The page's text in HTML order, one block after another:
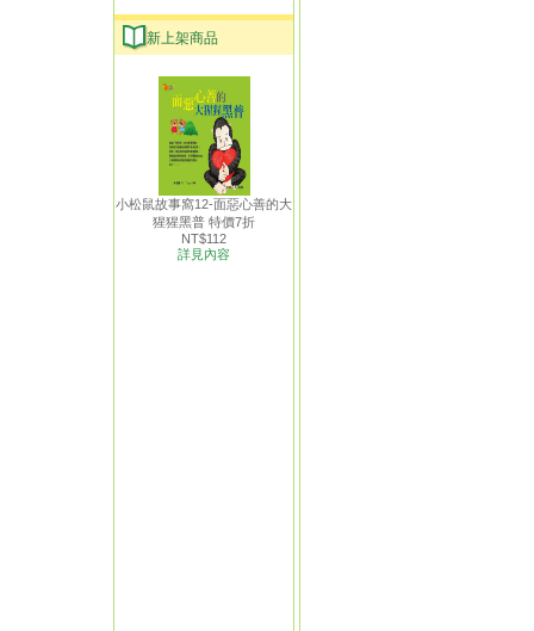
新上架商品
小松鼠故事窩12-面惡心善的大
猩猩黑普 特價7折
NT$112
詳見內容